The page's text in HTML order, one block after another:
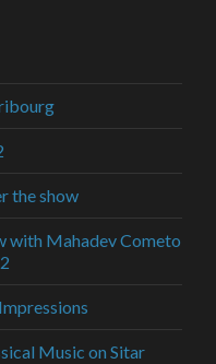
the show
with Mahadev Cometo
Music on Sitar